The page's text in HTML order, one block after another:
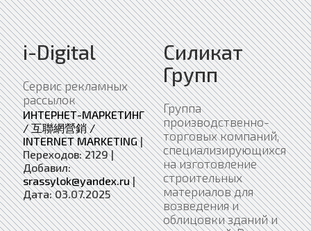
i-Digital
Сервис рекламных
рассылок
ИНТЕРНЕТ-МАРКЕТИНГ
/ 互聯網營銷 /
INTERNET MARKETING|
Переходов: 2129 |
Добавил:
srassylok@yandex.ru |
Дата: 03.07.2025
Силикат
Групп
Группа
производственно-
торговых компаний,
специализирующихся
на изготовление
строительных
материалов для
возведения и
облицовки зданий и